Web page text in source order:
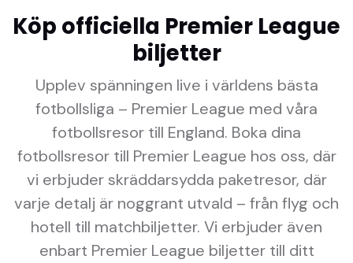
Köp officiella Premier League
biljetter
Upplev spänningen live i världens bästa
fotbollsliga – Premier League med våra
fotbollsresor till England. Boka dina
fotbollsresor till Premier League hos oss, där
vi erbjuder skräddarsydda paketresor, där
varje detalj är noggrant utvald – från flyg och
hotell till matchbiljetter. Vi erbjuder även
enbart Premier League biljetter till ditt